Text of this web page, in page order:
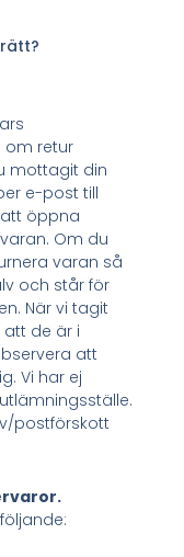
om retur
mottagit din
e-post till
att öppna
Om du
varan så
och står för
När vi tagit
de är i
att
Vi har ej
postförskott